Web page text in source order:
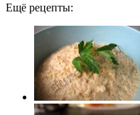
Ещё рецепты: